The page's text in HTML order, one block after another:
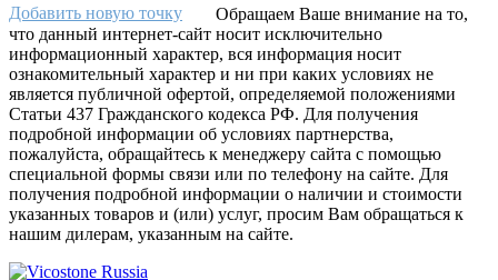
Добавить новую точку
Обращаем Ваше внимание на то,
что данный интернет-сайт носит исключительно
информационный характер, вся информация носит
ознакомительный характер и ни при каких условиях не
является публичной офертой, определяемой положениями
Статьи 437 Гражданского кодекса РФ. Для получения
подробной информации об условиях партнерства,
пожалуйста, обращайтесь к менеджеру сайта с помощью
специальной формы связи или по телефону на сайте. Для
получения подробной информации о наличии и стоимости
указанных товаров и (или) услуг, просим Вам обращаться к
нашим дилерам, указанным на сайте.